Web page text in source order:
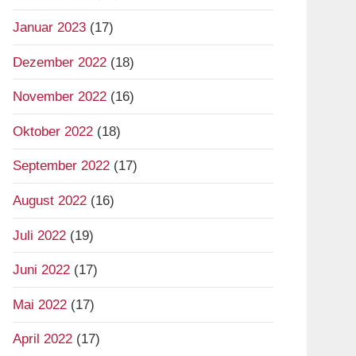
Januar 2023(17)
Dezember 2022(18)
November 2022(16)
Oktober 2022(18)
September 2022(17)
August 2022(16)
Juli 2022(19)
Juni 2022(17)
Mai 2022(17)
April 2022(17)